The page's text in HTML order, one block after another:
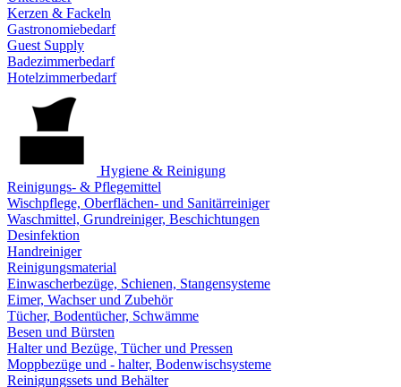
Kerzen & Fackeln
Gastronomiebedarf
Guest Supply
Badezimmerbedarf
Hotelzimmerbedarf
Hygiene & Reinigung
Reinigungs- & Pflegemittel
Wischpflege, Oberflächen- und Sanitärreiniger
Waschmittel, Grundreiniger, Beschichtungen
Desinfektion
Handreiniger
Reinigungsmaterial
Einwascherbezüge, Schienen, Stangensysteme
Eimer, Wachser und Zubehör
Tücher, Bodentücher, Schwämme
Besen und Bürsten
Halter und Bezüge, Tücher und Pressen
Moppbezüge und - halter, Bodenwischsysteme
Reinigungssets und Behälter